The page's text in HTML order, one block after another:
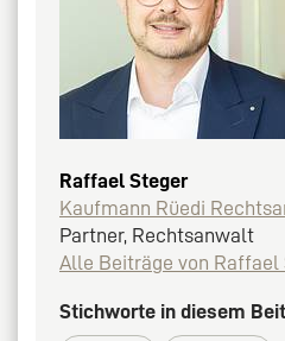
Raffael Steger
Kaufmann Rüedi
Partner, Rechtsanwalt
Alle Beiträge von Raffael
Stichworte in diesem